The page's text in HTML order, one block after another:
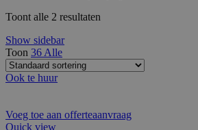
Toont alle 2 resultaten
Show sidebar
Toon 36 Alle
Ook te huur
Voeg toe aan offerteaanvraag
Quick view